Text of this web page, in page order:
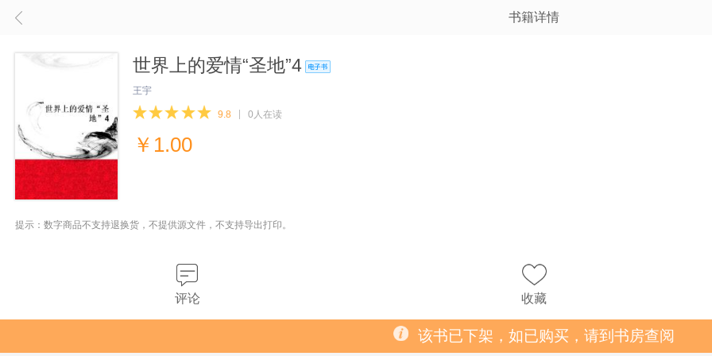
书籍详情
世界上的爱情“圣地”4
王宇
9.8 0人在读
￥ 1.00
提示：数字商品不支持退换货，不提供源文件，不支持导出打印。
评论 收藏
该书已下架，如已购买，请到书房查阅